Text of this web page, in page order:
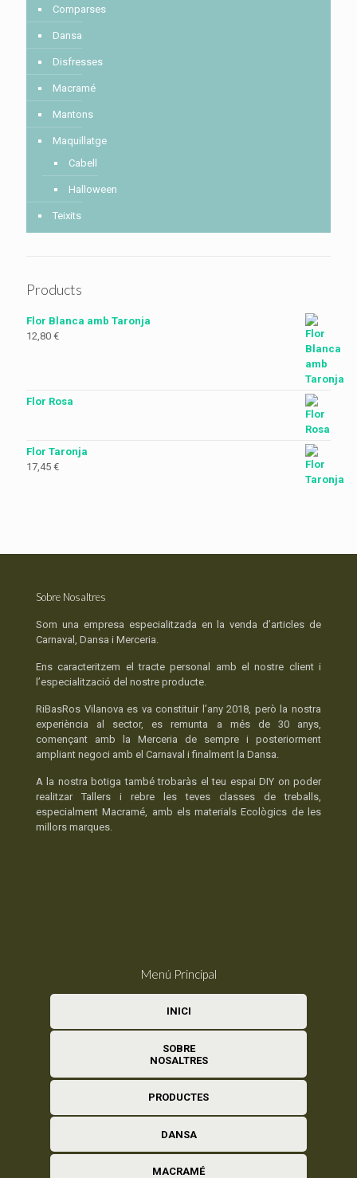
Comparses
Dansa
Disfresses
Macramé
Mantons
Maquillatge
Cabell
Halloween
Teixits
Products
Flor Blanca amb Taronja
12,80 €
Flor Rosa
Flor Taronja
17,45 €
Sobre Nosaltres
Som una empresa especialitzada en la venda d’articles de
Carnaval, Dansa i Merceria.
Ens caracteritzem el tracte personal amb el nostre client i
l’especialització del nostre producte.
RiBasRos Vilanova es va constituir l’any 2018, però la nostra
experiència al sector, es remunta a més de 30 anys,
començant amb la Merceria de sempre i posteriorment
ampliant negoci amb el Carnaval i finalment la Dansa.
A la nostra botiga també trobaràs el teu espai DIY on poder
realitzar Tallers i rebre les teves classes de treballs,
especialment Macramé, amb els materials Ecològics de les
millors marques.
Menú Principal
INICI
SOBRE
NOSALTRES
PRODUCTES
DANSA
MACRAMÉ